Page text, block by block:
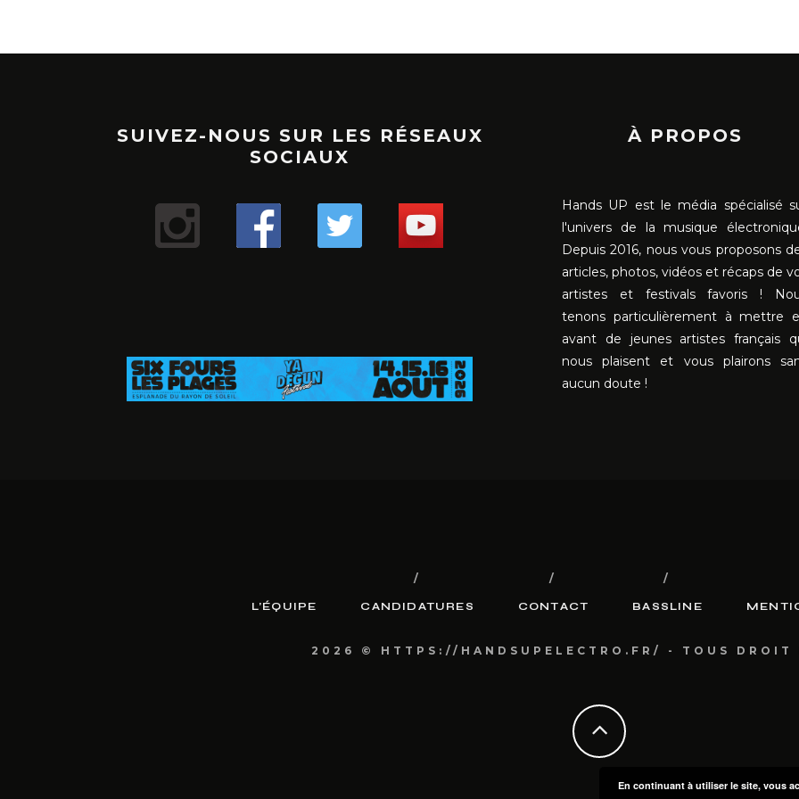
SUIVEZ-NOUS SUR LES RÉSEAUX
SOCIAUX
À PROPOS
Hands UP est le média spécialisé
l'univers de la musique
Depuis 2016, nous vous proposons
articles, photos, vidéos et récaps de
artistes et festivals favoris !
tenons particulièrement à mettre
avant de jeunes artistes français
nous plaisent et vous plairons
aucun doute !
L’ÉQUIPE CANDIDATURES CONTACT BASSLINE
2026 © HTTPS://HANDSUPELECTRO.FR/ - TOUS DROIT
En continuant à utiliser le site, vous